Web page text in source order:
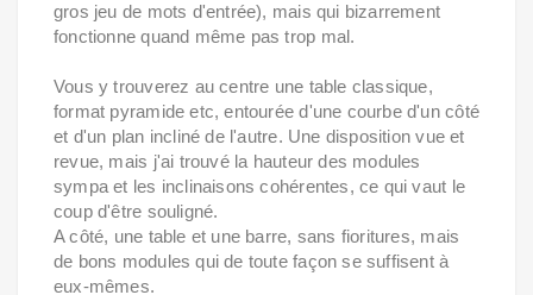
gros jeu de mots d'entrée), mais qui bizarrement
fonctionne quand même pas trop mal.
Vous y trouverez au centre une table classique,
format pyramide etc, entourée d'une courbe d'un côté
et d'un plan incliné de l'autre. Une disposition vue et
revue, mais j'ai trouvé la hauteur des modules
sympa et les inclinaisons cohérentes, ce qui vaut le
coup d'être souligné.
A côté, une table et une barre, sans fioritures, mais
de bons modules qui de toute façon se suffisent à
eux-mêmes.